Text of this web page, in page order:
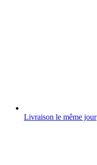
Livraison le même jour